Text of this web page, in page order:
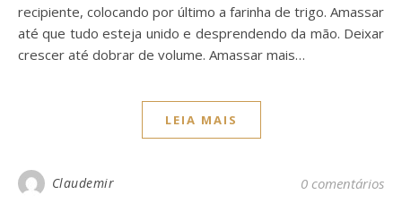
recipiente, colocando por último a farinha de trigo. Amassar
até que tudo esteja unido e desprendendo da mão. Deixar
crescer até dobrar de volume. Amassar mais…
LEIA MAIS
Claudemir 0 comentários